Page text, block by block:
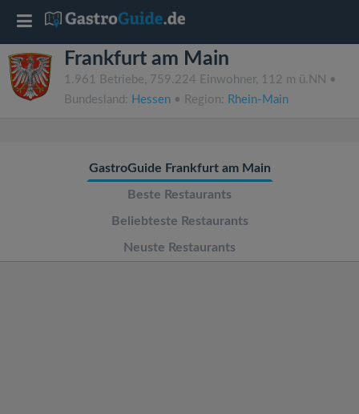
Frankfurt am Main
1.961 Betriebe, 759.224 Einwohner, 112 m ü.NN •
Bundesland: Hessen • Region: Rhein-Main
GastroGuide Frankfurt am Main
Beste Restaurants
Beliebteste Restaurants
Neuste Restaurants
T
o